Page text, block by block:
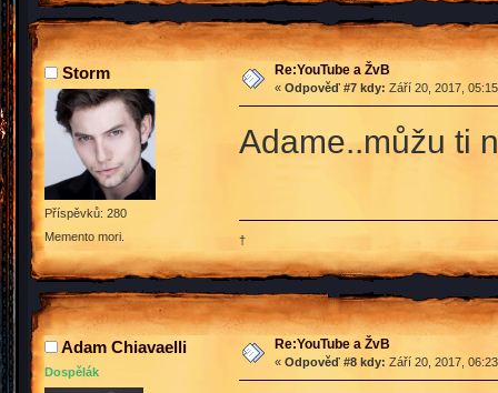
Storm
Příspěvků: 280
Memento mori.
Re:YouTube a ŽvB
« Odpověď #7 kdy: Září 20, 2017,
Adame..můžu ti
†
Adam Chiavaelli
Dospělák
Re:YouTube a ŽvB
« Odpověď #8 kdy: Září 20, 2017,